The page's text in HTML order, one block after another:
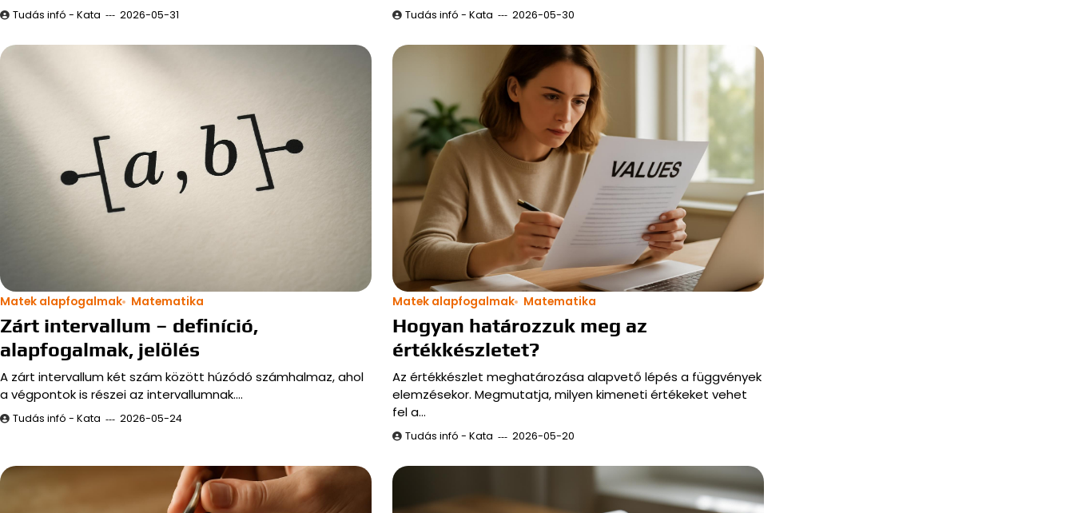
Tudás infó - Kata 2026-05-31 Tudás infó - Kata 2026-05-30
Matek alapfogalmak Matematika
Zárt intervallum – definíció,
alapfogalmak, jelölés
A zárt intervallum két szám között húzódó számhalmaz, ahol
a végpontok is részei az intervallumnak.…
Tudás infó - Kata 2026-05-24
Matek alapfogalmak Matematika
Hogyan határozzuk meg az
értékkészletet?
Az értékkészlet meghatározása alapvető lépés a függvények
elemzésekor. Megmutatja, milyen kimeneti értékeket vehet
fel a…
Tudás infó - Kata 2026-05-20